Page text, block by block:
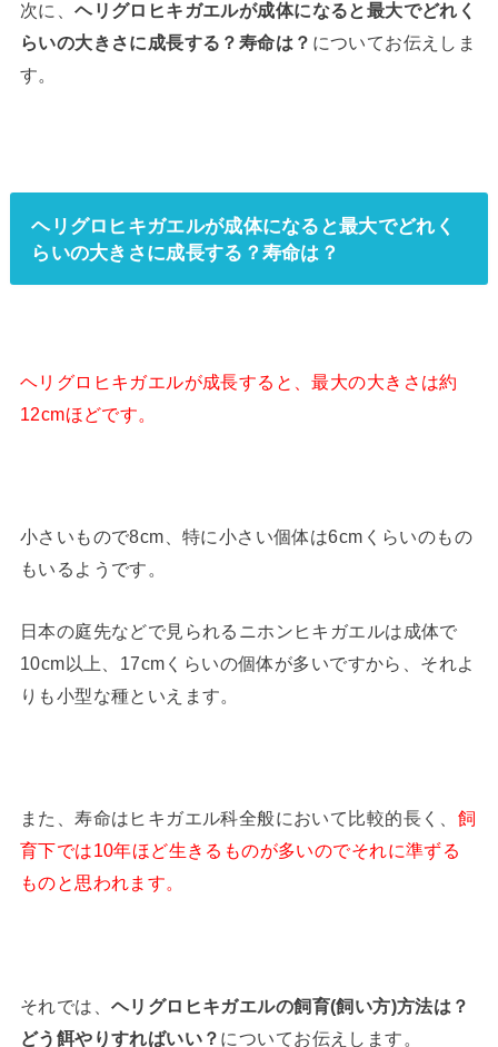
次に、ヘリグロヒキガエルが成体になると最大でどれく
らいの大きさに成長する？寿命は？ についてお伝えしま
す。
ヘリグロヒキガエルが成体になると最大でどれく
らいの大きさに成長する？寿命は？
ヘリグロヒキガエルが成長すると、最大の大きさは約
12cmほどです。
小さいもので8cm、特に小さい個体は6cmくらいのもの
もいるようです。
日本の庭先などで見られるニホンヒキガエルは成体で
10cm以上、17cmくらいの個体が多いですから、それよ
りも小型な種といえます。
また、寿命はヒキガエル科全般において比較的長く、 飼
育下では10年ほど生きるものが多いのでそれに準ずる
ものと思われます。
それでは、 ヘリグロヒキガエルの飼育(飼い方)方法は？
どう餌やりすればいい？ についてお伝えします。